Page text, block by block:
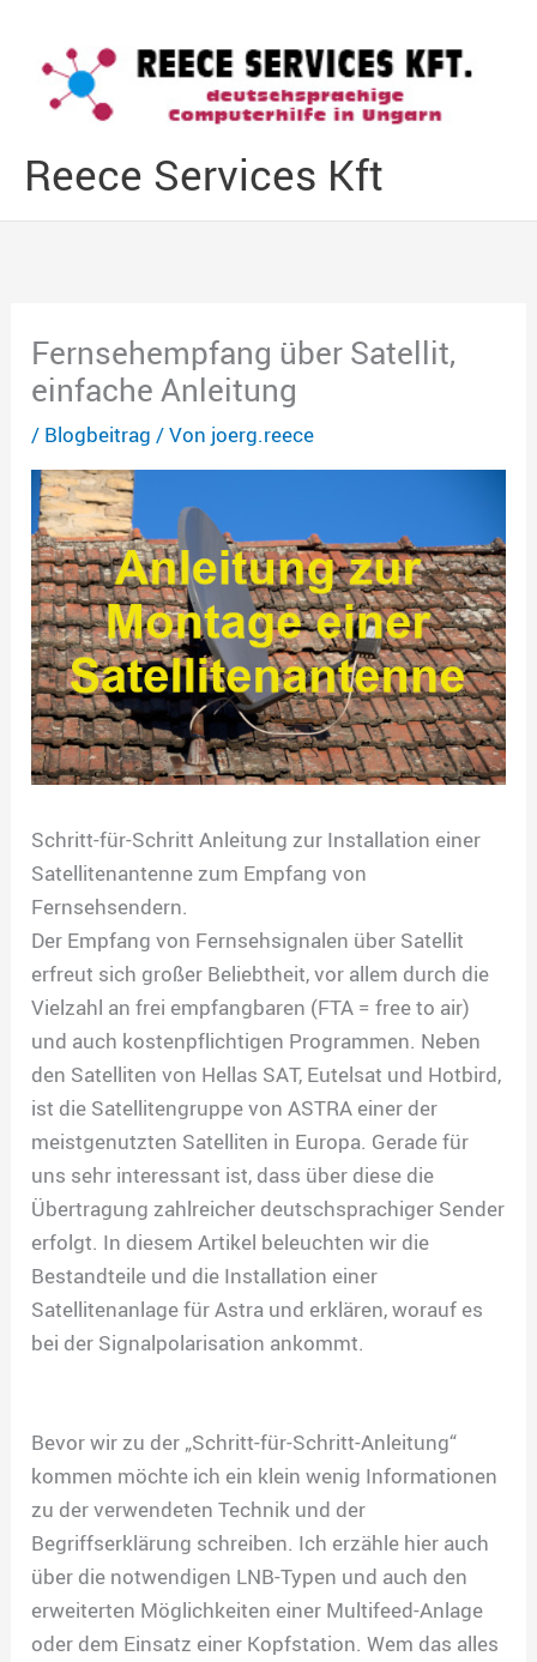
springen
Reece Services Kft
Fernsehempfang über Satellit,
einfache Anleitung
/ Blogbeitrag / Von joerg.reece
Schritt-für-Schritt Anleitung zur Installation einer
Satellitenantenne zum Empfang von
Fernsehsendern.
Der Empfang von Fernsehsignalen über Satellit
erfreut sich großer Beliebtheit, vor allem durch die
Vielzahl an frei empfangbaren (FTA = free to air)
und auch kostenpflichtigen Programmen. Neben
den Satelliten von Hellas SAT, Eutelsat und Hotbird,
ist die Satellitengruppe von ASTRA einer der
meistgenutzten Satelliten in Europa. Gerade für
uns sehr interessant ist, dass über diese die
Übertragung zahlreicher deutschsprachiger Sender
erfolgt. In diesem Artikel beleuchten wir die
Bestandteile und die Installation einer
Satellitenanlage für Astra und erklären, worauf es
bei der Signalpolarisation ankommt.
Bevor wir zu der „Schritt-für-Schritt-Anleitung“
kommen möchte ich ein klein wenig Informationen
zu der verwendeten Technik und der
Begriffserklärung schreiben. Ich erzähle hier auch
über die notwendigen LNB-Typen und auch den
erweiterten Möglichkeiten einer Multifeed-Anlage
oder dem Einsatz einer Kopfstation. Wem das alles